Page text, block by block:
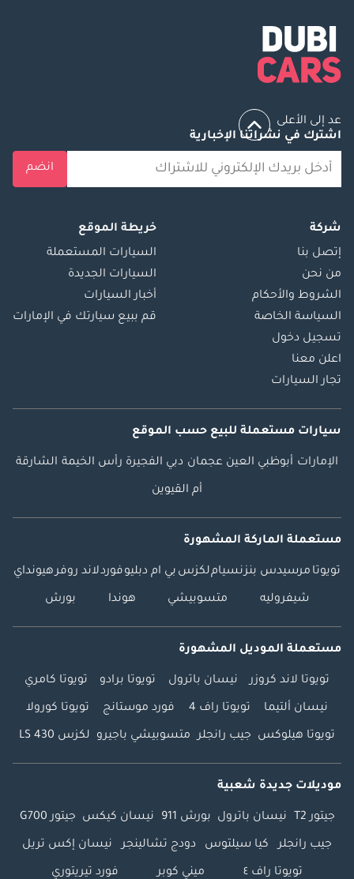
عد إلى الأعلى
اشترك في نشراتنا الإخبارية
انضم
شركة
إتصل بنا
من نحن
الشروط والأحكام
السياسة الخاصة
تسجيل دخول
اعلن معنا
تجار السيارات
خريطة الموقع
السيارات المستعملة
السيارات الجديدة
أخبار السيارات
قم ببيع سيارتك في الإمارات
سيارات مستعملة للبيع حسب الموقع
الإمارات أبوظبي العين عجمان دبي الفجيرة رأس الخيمة الشارقة
أم القيوين
مستعملة الماركة المشهورة
تويوتا مرسيدس بنزنسياملكزس بي ام دبليوفوردلاند روفرهيونداي
شيفروليه متسوبيشي هوندا بورش
مستعملة الموديل المشهورة
تويوتا لاند كروزر نيسان باترول تويوتا برادو تويوتا كامري
نيسان ألتيما تويوتا راف 4 فورد موستانج تويوتا كورولا
تويوتا هيلوكس جيب رانجلر متسوبيشي باجيرو لكزس LS 430
موديلات جديدة شعبية
جيتور T2 نيسان باترول بورش 911 نيسان كيكس جيتور G700
جيب رانجلر كيا سيلتوس دودج تشالينجر نيسان إكس تريل
تويوتا راف ٤ ميني كوبر فورد تيريتوري